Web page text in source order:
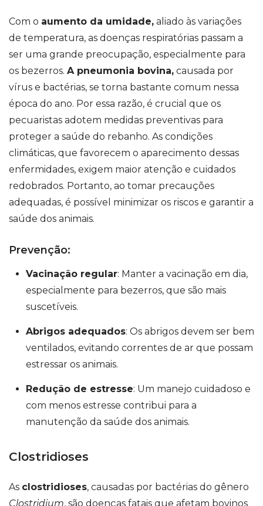
Com o aumento da umidade, aliado às variações
de temperatura, as doenças respiratórias passam a
ser uma grande preocupação, especialmente para
os bezerros. A pneumonia bovina, causada por
vírus e bactérias, se torna bastante comum nessa
época do ano. Por essa razão, é crucial que os
pecuaristas adotem medidas preventivas para
proteger a saúde do rebanho. As condições
climáticas, que favorecem o aparecimento dessas
enfermidades, exigem maior atenção e cuidados
redobrados. Portanto, ao tomar precauções
adequadas, é possível minimizar os riscos e garantir a
saúde dos animais.
Prevenção:
Vacinação regular: Manter a vacinação em dia,
especialmente para bezerros, que são mais
suscetíveis.
Abrigos adequados: Os abrigos devem ser bem
ventilados, evitando correntes de ar que possam
estressar os animais.
Redução de estresse: Um manejo cuidadoso e
com menos estresse contribui para a
manutenção da saúde dos animais.
Clostridioses
As clostridioses, causadas por bactérias do gênero
Clostridium, são doenças fatais que afetam bovinos